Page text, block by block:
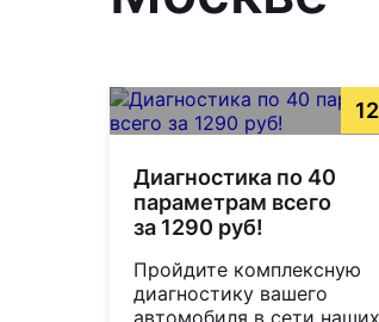
Диагностика по 40
параметрам всего
за 1290 руб!
Пройдите комплексную
диагностику вашего
автомобиля в сети наших